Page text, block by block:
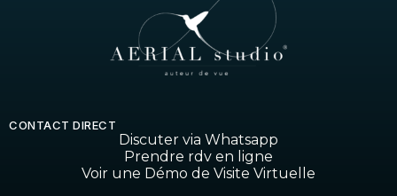
CONTACT DIRECT
Discuter via Whatsapp
Prendre rdv en ligne
Voir une Démo de Visite Virtuelle